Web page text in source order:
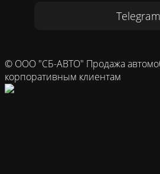
Telegram
© ООО "СБ-АВТО" Продажа
корпоративным клиентам